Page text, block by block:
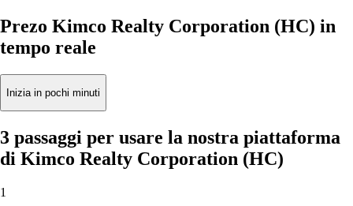
Prezo Kimco Realty Corporation (HC) in
tempo reale
Inizia in pochi minuti
3 passaggi per usare la nostra piattaforma
di Kimco Realty Corporation (HC)
1